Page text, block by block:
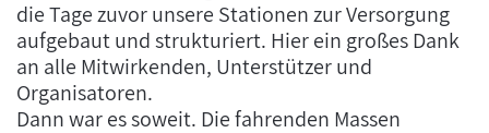
die Tage zuvor unsere Stationen zur Versorgung
aufgebaut und strukturiert. Hier ein großes Dank
an alle Mitwirkenden, Unterstützer und
Organisatoren.
Dann war es soweit. Die fahrenden Massen